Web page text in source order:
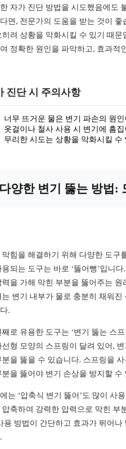
자가 진단 방법을 시도했음에도
면, 전문가의 도움을 받는 것이
히려 상황을 악화시킬 수 있기 때
정확한 원인을 파악하고, 효과적
진단 시 주의사항
너무 뜨거운 물은 변기 파손의 원
옷걸이나 철사 사용 시 변기에 흠
무리한 시도는 상황을 악화시킬 수
양한 변기 뚫는 방법:
막힘을 해결하기 위해 다양한 도구
용되는 도구는 바로 ‘뚫어뻥’입니
력을 가해 막힌 부분을 뚫어주는
는 변기 내부가 물로 충분히 채워
.
째로 유용한 도구는 ‘변기 뚫는 스
선형 모양의 스프링이 달려 있어,
분을 뚫을 수 있습니다. 스프링을
분을 뚫어야 변기 손상을 방지할 수
는 ‘압축식 변기 뚫어’도 많이 사
압축하여 강력한 압력으로 막힌 부
용 방법이 간단하고 효과가 뛰어